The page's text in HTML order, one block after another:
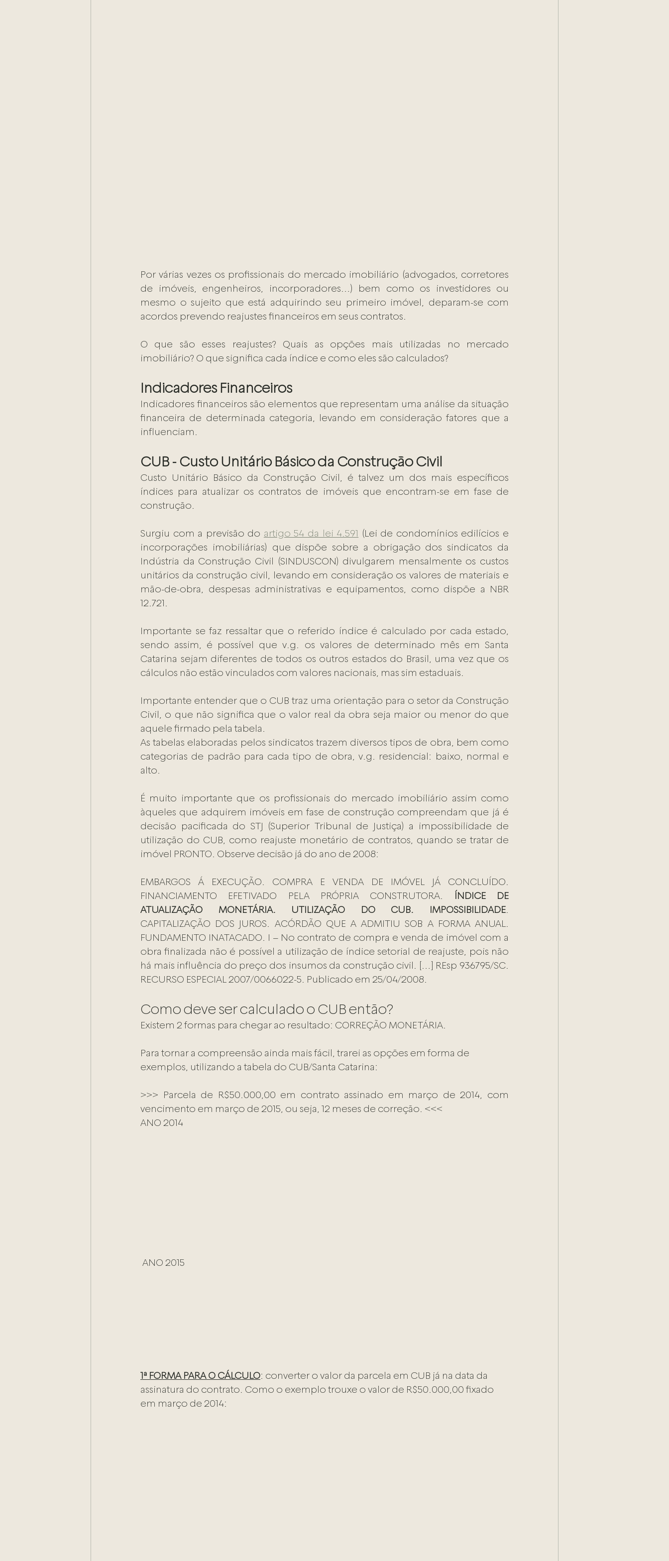
Por várias vezes os profissionais do mercado imobiliário (advogados, corretores
de imóveis, engenheiros, incorporadores…) bem como os investidores ou
mesmo o sujeito que está adquirindo seu primeiro imóvel, deparam-se com
acordos prevendo reajustes financeiros em seus contratos.
O que são esses reajustes? Quais as opções mais utilizadas no mercado
imobiliário? O que significa cada índice e como eles são calculados?
Indicadores Financeiros
Indicadores financeiros são elementos que representam uma análise da situação
financeira de determinada categoria, levando em consideração fatores que a
influenciam.
CUB - Custo Unitário Básico da Construção Civil
Custo Unitário Básico da Construção Civil, é talvez um dos mais específicos
índices para atualizar os contratos de imóveis que encontram-se em fase de
construção.
Surgiu com a previsão do artigo 54 da lei 4.591 (Lei de condomínios edilícios e
incorporações imobiliárias) que dispõe sobre a obrigação dos sindicatos da
Indústria da Construção Civil (SINDUSCON) divulgarem mensalmente os custos
unitários da construção civil, levando em consideração os valores de materiais e
mão-de-obra, despesas administrativas e equipamentos, como dispõe a NBR
12.721.
Importante se faz ressaltar que o referido índice é calculado por cada estado,
sendo assim, é possível que v.g. os valores de determinado mês em Santa
Catarina sejam diferentes de todos os outros estados do Brasil, uma vez que os
cálculos não estão vinculados com valores nacionais, mas sim estaduais.
Importante entender que o CUB traz uma orientação para o setor da Construção
Civil, o que não significa que o valor real da obra seja maior ou menor do que
aquele firmado pela tabela.
As tabelas elaboradas pelos sindicatos trazem diversos tipos de obra, bem como
categorias de padrão para cada tipo de obra, v.g. residencial: baixo, normal e
alto.
É muito importante que os profissionais do mercado imobiliário assim como
àqueles que adquirem imóveis em fase de construção compreendam que já é
decisão pacificada do STJ (Superior Tribunal de Justiça) a impossibilidade de
utilização do CUB, como reajuste monetário de contratos, quando se tratar de
imóvel PRONTO. Observe decisão já do ano de 2008:
EMBARGOS Á EXECUÇÃO. COMPRA E VENDA DE IMÓVEL JÁ CONCLUÍDO.
FINANCIAMENTO EFETIVADO PELA PRÓPRIA CONSTRUTORA. ÍNDICE DE
ATUALIZAÇÃO MONETÁRIA. UTILIZAÇÃO DO CUB. IMPOSSIBILIDADE
CAPITALIZAÇÃO DOS JUROS. ACÓRDÃO QUE A ADMITIU SOB A FORMA ANUAL.
FUNDAMENTO INATACADO. I – No contrato de compra e venda de imóvel com a
obra finalizada não é possível a utilização de índice setorial de reajuste, pois não
há mais influência do preço dos insumos da construção civil. […] REsp 936795/SC.
RECURSO ESPECIAL 2007/0066022-5. Publicado em 25/04/2008.
Como deve ser calculado o CUB então?
Existem 2 formas para chegar ao resultado: CORREÇÃO MONETÁRIA.
Para tornar a compreensão ainda mais fácil, trarei as opções em forma de
exemplos, utilizando a tabela do CUB/Santa Catarina:
>>> Parcela de R$50.000,00 em contrato assinado em março de 2014, com
vencimento em março de 2015, ou seja, 12 meses de correção. <<<
ANO 2014
ANO 2015
1ª FORMA PARA O CÁLCULO: converter o valor da parcela em CUB já na data da
assinatura do contrato. Como o exemplo trouxe o valor de R$50.000,00 fixado
em março de 2014: